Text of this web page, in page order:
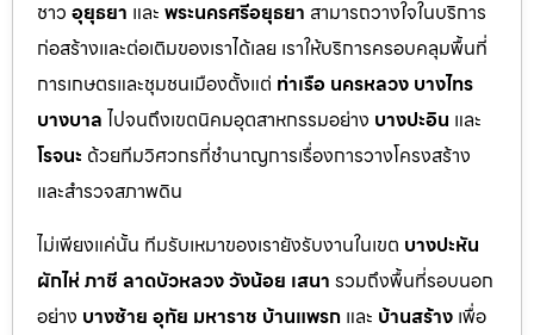
ชาว อุยุธยา และ พระนครศรีอยุธยา สามารถวางใจในบริการ
ก่อสร้างและต่อเติมของเราได้เลย เราให้บริการครอบคลุมพื้นที่
การเกษตรและชุมชนเมืองตั้งแต่ ท่าเรือ นครหลวง บางไทร
บางบาล ไปจนถึงเขตนิคมอุตสาหกรรมอย่าง บางปะอิน และ
โรจนะ ด้วยทีมวิศวกรที่ชำนาญการเรื่องการวางโครงสร้าง
และสำรวจสภาพดิน
ไม่เพียงแค่นั้น ทีมรับเหมาของเรายังรับงานในเขต บางปะหัน
ผักไห่ภาชี ลาดบัวหลวงวังน้อย เสนา รวมถึงพื้นที่รอบนอก
อย่าง บางซ้าย อุทัย มหาราช บ้านแพรก และ บ้านสร้าง เพื่อ